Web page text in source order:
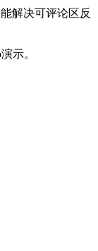
解决可评论区反
示。